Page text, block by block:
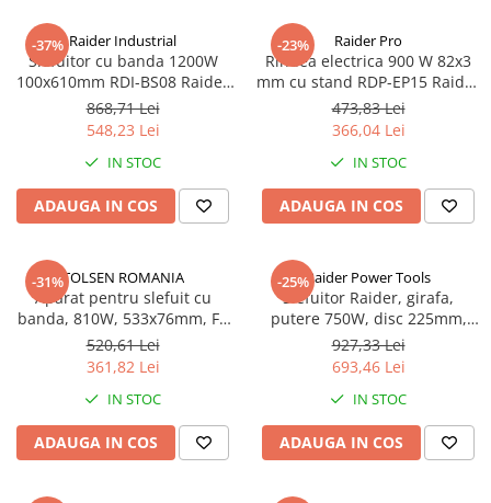
-37% Raider Industrial
Slefuitor cu banda 1200W
100x610mm RDI-BS08 Raider
Industrial
868,71 Lei
548,23 Lei
IN STOC
ADAUGA IN COS
-23% Raider Pro
Rindea electrica 900 W 82x3
mm cu stand RDP-EP15 Raider
Pro
473,83 Lei
366,04 Lei
IN STOC
ADAUGA IN COS
-31%TOLSEN ROMANIA
Aparat pentru slefuit cu
banda, 810W, 533x76mm, FX
Force Xpress - Tolsen
520,61 Lei
361,82 Lei
IN STOC
ADAUGA IN COS
-25%Raider Power Tools
Slefuitor Raider, girafa,
putere 750W, disc 225mm,
doua functii rotunde și
triunghiular RD-DS07
927,33 Lei
693,46 Lei
IN STOC
ADAUGA IN COS